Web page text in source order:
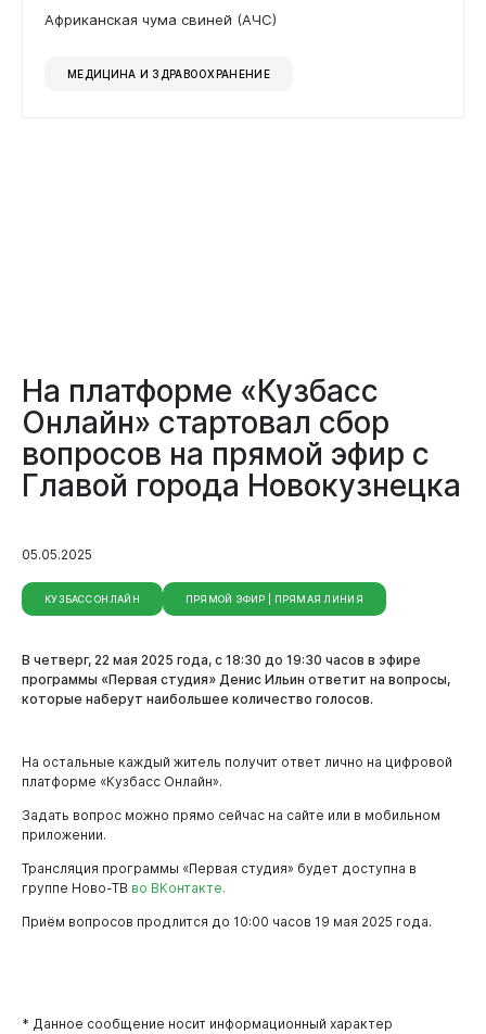
Африканская чума свиней (АЧС)
МЕДИЦИНА И ЗДРАВООХРАНЕНИЕ
На платформе «Кузбасс
Онлайн» стартовал сбор
вопросов на прямой эфир с
Главой города Новокузнецка
05.05.2025
КУЗБАСС ОНЛАЙН ПРЯМОЙ ЭФИР | ПРЯМАЯ ЛИНИЯ
В четверг, 22 мая 2025 года, с 18:30 до 19:30 часов в эфире
программы «Первая студия» Денис Ильин ответит на вопросы,
которые наберут наибольшее количество голосов.
На остальные каждый житель получит ответ лично на цифровой
платформе «Кузбасс Онлайн».
Задать вопрос можно прямо сейчас на сайте или в мобильном
приложении.
Трансляция программы «Первая студия» будет доступна в
группе Ново-ТВ во ВКонтакте.
Приём вопросов продлится до 10:00 часов 19 мая 2025 года.
* Данное сообщение носит информационный характер